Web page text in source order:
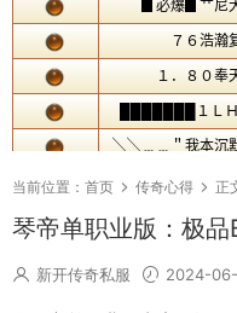
当前位置： 首页 传奇心得 正
琴帝单职业版：极
新开传奇私服 2024-